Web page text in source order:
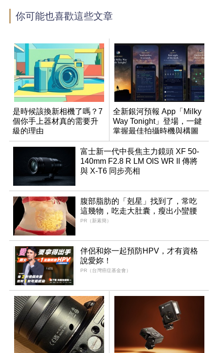
你可能也喜歡這些文章
是時候該換新相機了嗎？7
個你手上器材真的需要升
級的理由
全新銀河預報 App「Milky
Way Tonight」登場，一鍵
掌握最佳拍攝時機與構圖
富士新一代中長焦主力鏡頭 XF 50-
140mm F2.8 R LM OIS WR II 傳將
與 X-T6 同步亮相
腹部脂肪的「剋星」找到了，常吃
這幾物，吃走大肚囊，瘦出小蠻腰
PR（新素簡）
伴侶和妳一起預防HPV，才有資格
說愛妳！
PR（台灣癌症基金會）